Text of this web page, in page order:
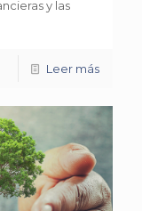
y las
Leer más